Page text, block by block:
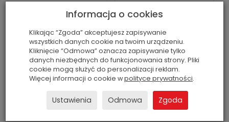
NINJA® RAZR
Informacja o cookies
Klikając “Zgoda” akceptujesz zapisywanie
wszystkich danych cookie na twoim urządzeniu.
Kliknięcie “Odmowa” oznacza zapisywanie tylko
danych niezbędnych do funkcjonowania strony. Pliki
cookie mogą służyć do personalizacji reklam.
Więcej informacji o cookie wpolityce prywatności.
Ustawienia Odmowa Zgoda